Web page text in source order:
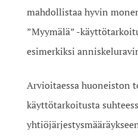
mahdollistaa hyvin
”Myymälä” -
esimerkiksi
Arvioitaessa huoneiston
käyttötarkoitusta